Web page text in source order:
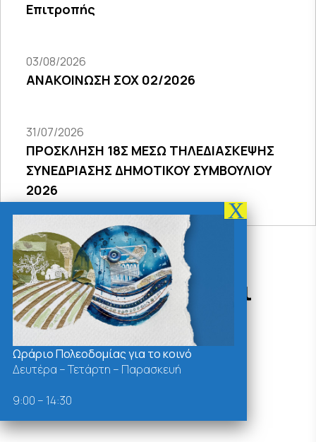
Επιτροπής
03/08/2026
ΑΝΑΚΟΙΝΩΣΗ ΣΟΧ 02/2026
31/07/2026
ΠΡΟΣΚΛΗΣΗ 18Σ ΜΕΣΩ ΤΗΛΕΔΙΑΣΚΕΨΗΣ
ΣΥΝΕΔΡΙΑΣΗΣ ΔΗΜΟΤΙΚΟΥ ΣΥΜΒΟΥΛΙΟΥ
2026
Δράσεις - Χρήσιμοι
Σύνδεσμοι
Ωράριο Πολεοδομίας για το κοινό
Δευτέρα – Τετάρτη – Παρασκευή
9:00 – 14:30